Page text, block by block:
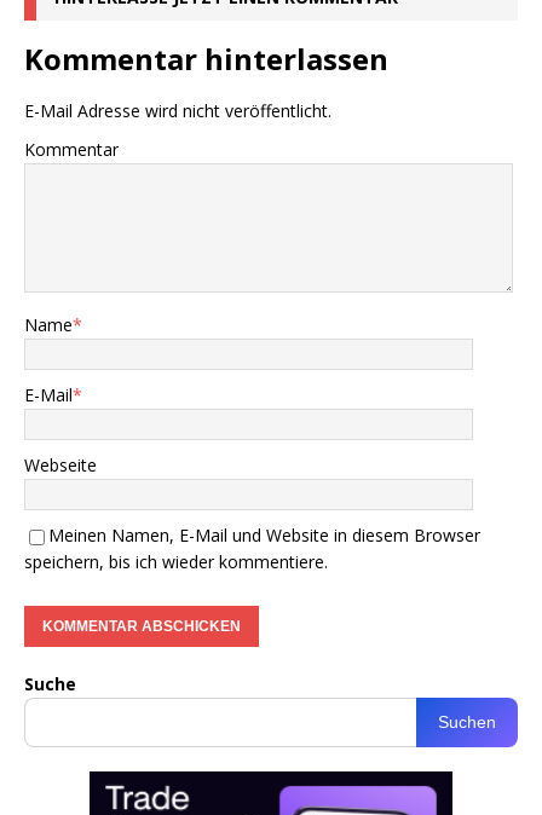
Kommentar hinterlassen
E-Mail Adresse wird nicht veröffentlicht.
Kommentar
Name*
E-Mail*
Webseite
Meinen Namen, E-Mail und Website in diesem Browser
speichern, bis ich wieder kommentiere.
Suche
Suchen